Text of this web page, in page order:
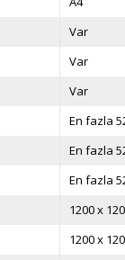
Var
Var
Var
En fazla
En fazla
En fazla
1200 x
1200 x